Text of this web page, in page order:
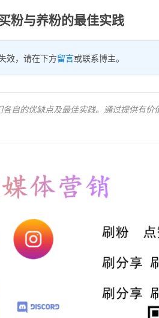
粉与养粉的最佳实践
效，请在下方留言或联系博主。
自的优缺点及最佳实践。通过提供有价